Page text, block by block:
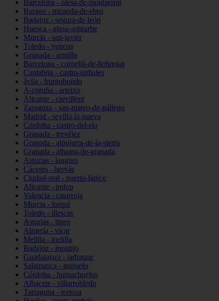
Barcelona - olesa-de-montserrat
Burgos - miranda-de-ebro
Badajoz - segura-de-león
Huesca - aínsa-sobrarbe
Murcia - san-javier
Toledo - yuncos
Granada - armilla
Barcelona - cornellà-de-llobregat
Cantabria - castro-urdiales
ávila - burgohondo
A-coruña - arteixo
Alicante - crevillent
Zaragoza - san-mateo-de-gállego
Madrid - sevilla-la-nueva
Córdoba - castro-del-río
Granada - trevélez
Granada - alpujarra-de-la-sierra
Granada - alhama-de-granada
Asturias - langreo
Cáceres - hervás
Ciudad-real - puerto-lápice
Alicante - polop
Valencia - catarroja
Murcia - lorquí
Toledo - illescas
Asturias - tineo
Almería - vícar
Melilla - melilla
Badajoz - montijo
Guadalajara - jadraque
Salamanca - guijuelo
Córdoba - hornachuelos
Albacete - villarrobledo
Tarragona - tortosa